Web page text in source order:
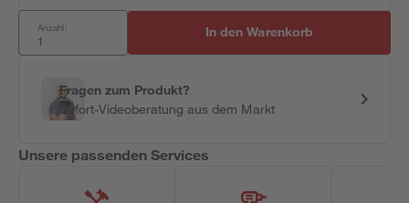
Anzahl: In den Warenkorb
Fragen zum Produkt?
Sofort-Videoberatung aus dem Markt
Unsere passenden Services